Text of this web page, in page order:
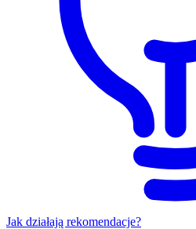
Jak działają rekomendacje?